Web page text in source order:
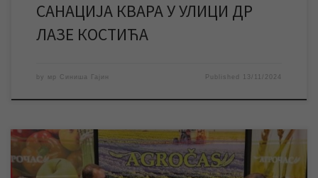
САНАЦИЈА КВАРА У УЛИЦИ ДР
ЛАЗЕ КОСТИЋА
by мр Синиша Гајин Published 13/11/2024